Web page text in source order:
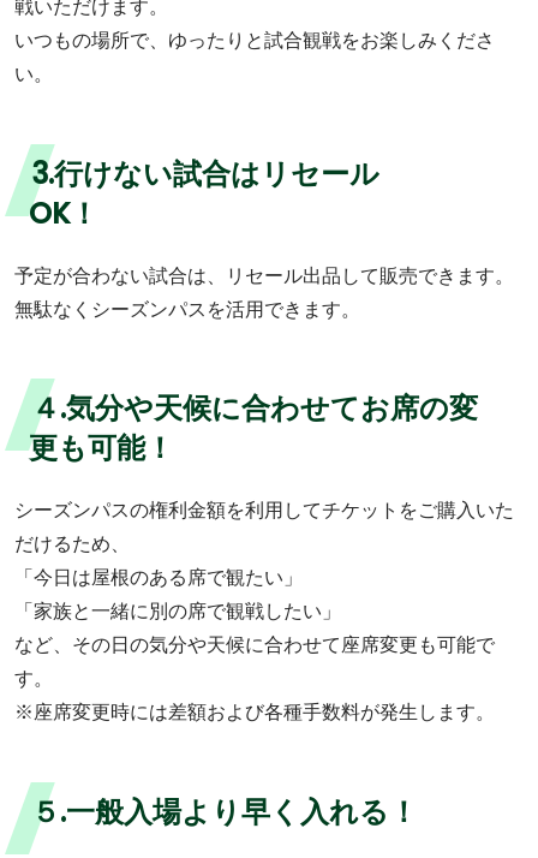
戦いただけます。
いつもの場所で、ゆったりと試合観戦をお楽しみくださ
い。
3.行けない試合はリセール
OK！
予定が合わない試合は、リセール出品して販売できます。
無駄なくシーズンパスを活用できます。
４.気分や天候に合わせてお席の変
更も可能！
シーズンパスの権利金額を利用してチケットをご購入いた
だけるため、
「今日は屋根のある席で観たい」
「家族と一緒に別の席で観戦したい」
など、その日の気分や天候に合わせて座席変更も可能で
す。
※座席変更時には差額および各種手数料が発生します。
５.一般入場より早く入れる！